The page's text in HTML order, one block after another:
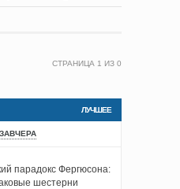
СТРАНИЦА 1 ИЗ 0
ЛУЧШЕЕ
парадокс Фергюсона:
шестерни